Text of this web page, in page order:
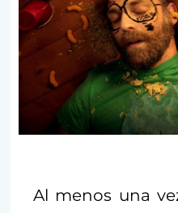
Al menos una